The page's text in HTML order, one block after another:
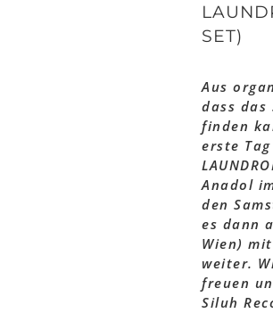
SET)
Aus
dass das
finden
erste Tag
Anadol
den
es dann
Wien) mit
weiter.
freuen
Siluh